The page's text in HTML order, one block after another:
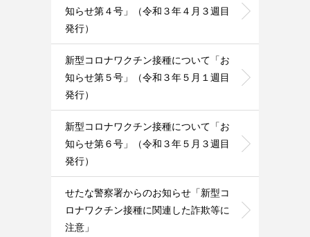
知らせ第４号」（令和３年４月３週目
発行）
新型コロナワクチン接種について「お
知らせ第５号」（令和３年５月１週目
発行）
新型コロナワクチン接種について「お
知らせ第６号」（令和３年５月３週目
発行）
せたな警察署からのお知らせ「新型コ
ロナワクチン接種に関連した詐欺等に
注意」